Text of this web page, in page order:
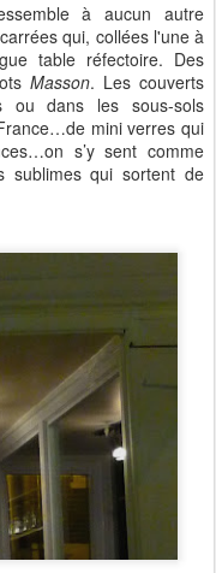
à aucun autre
qui, collées l'une à
table réfectoire. Des
Masson. Les couverts
ou dans les sous-sols
mini verres qui
s’y sent comme
sublimes qui sortent de